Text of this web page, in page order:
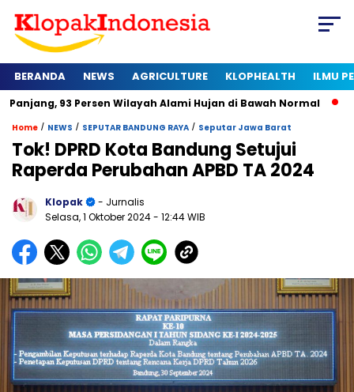
BERANDA NEWS AGRICULTURE KLOPHEALTH ILMU
Persen Wilayah Alami Hujan di Bawah Normal Kapan
Home / NEWS / SEPUTAR BANDUNG RAYA / Seputar Jawa Barat
Tok! DPRD Kota Bandung Setujui
Raperda Perubahan APBD TA 2024
Klopak
- Jurnalis
Selasa, 1 Oktober 2024- 12:44 WIB